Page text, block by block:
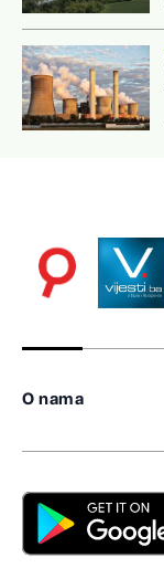
O nama